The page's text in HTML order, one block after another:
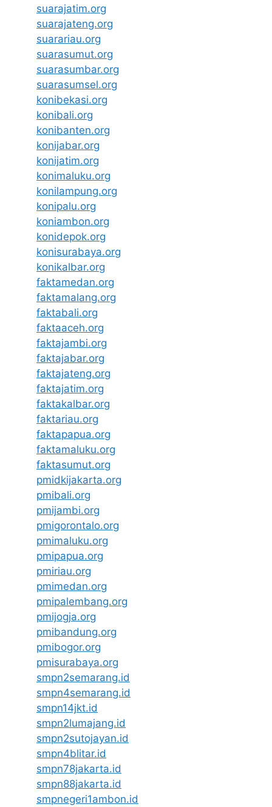
suarajatim.org
suarajateng.org
suarariau.org
suarasumut.org
suarasumbar.org
suarasumsel.org
konibekasi.org
konibali.org
konibanten.org
konijabar.org
konijatim.org
konimaluku.org
konilampung.org
konipalu.org
koniambon.org
konidepok.org
konisurabaya.org
konikalbar.org
faktamedan.org
faktamalang.org
faktabali.org
faktaaceh.org
faktajambi.org
faktajabar.org
faktajateng.org
faktajatim.org
faktakalbar.org
faktariau.org
faktapapua.org
faktamaluku.org
faktasumut.org
pmidkijakarta.org
pmibali.org
pmijambi.org
pmigorontalo.org
pmimaluku.org
pmipapua.org
pmiriau.org
pmimedan.org
pmipalembang.org
pmijogja.org
pmibandung.org
pmibogor.org
pmisurabaya.org
smpn2semarang.id
smpn4semarang.id
smpn14jkt.id
smpn2lumajang.id
smpn2sutojayan.id
smpn4blitar.id
smpn78jakarta.id
smpn88jakarta.id
smpnegeri1ambon.id